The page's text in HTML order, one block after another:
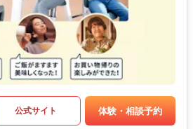
公式サイト 体験・相談予約